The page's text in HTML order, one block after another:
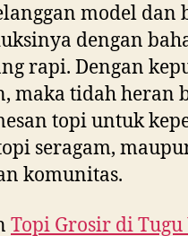
model dan
dengan
rapi. Dengan
maka tidah heran
topi untuk
seragam,
komunitas.
Topi Grosir diTugu